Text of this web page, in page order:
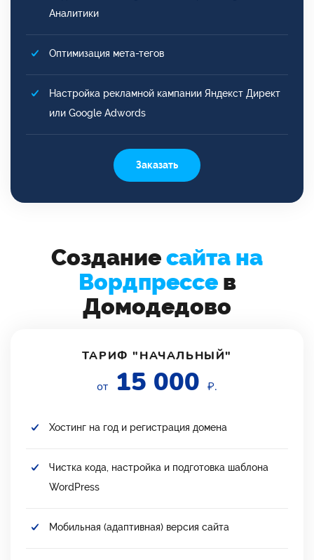
Аналитики
Оптимизация мета-тегов
Настройка рекламной кампании Яндекст Директ
или Google Adwords
Заказать
Созданиесайта на
Вордпрессев
Домодедово
ТАРИФ "НАЧАЛЬНЫЙ"
от 15 000 ₽.
Хостинг на год и регистрация домена
Чистка кода, настройка и подготовка шаблона
WordPress
Мобильная (адаптивная) версия сайта